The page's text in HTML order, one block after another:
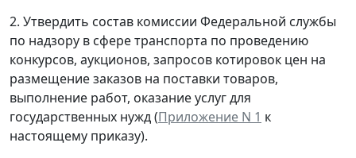
2. Утвердить состав комиссии Федеральной службы
по надзору в сфере транспорта по проведению
конкурсов, аукционов, запросов котировок цен на
размещение заказов на поставки товаров,
выполнение работ, оказание услуг для
государственных нужд (Приложение N 1 к
настоящему приказу).